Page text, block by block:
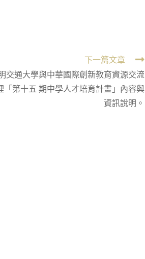
下一篇文章
交通大學與中華國際創新教育資源交流
「第十五 期中學人才培育計畫」內容與
資訊說明。